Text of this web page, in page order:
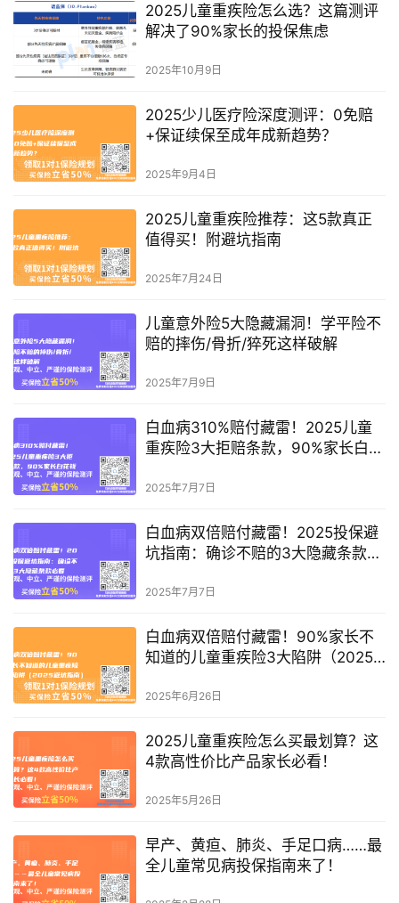
2025儿童重疾险怎么选？这篇测评
解决了90%家长的投保焦虑
2025年10月9日
2025少儿医疗险深度测评：0免赔
+保证续保至成年成新趋势？
2025年9月4日
2025儿童重疾险推荐：这5款真正
值得买！附避坑指南
2025年7月24日
儿童意外险5大隐藏漏洞！学平险不
赔的摔伤/骨折/猝死这样破解
2025年7月9日
白血病310%赔付藏雷！2025儿童
重疾险3大拒赔条款，90%家长白花
2025年7月7日
白血病双倍赔付藏雷！2025投保避
坑指南：确诊不赔的3大隐藏条款必
2025年7月7日
白血病双倍赔付藏雷！90%家长不
知道的儿童重疾险3大陷阱（2025
2025年6月26日
2025儿童重疾险怎么买最划算？这
4款高性价比产品家长必看！
2025年5月26日
​早产、黄疸、肺炎、手足口病……最
全儿童常见病投保指南来了！